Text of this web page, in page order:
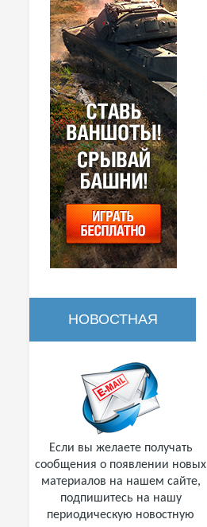
НОВОСТНАЯ
РАССЫЛКА
Если вы желаете получать
сообщения о появлении новых
материалов на нашем сайте,
подпишитесь на нашу
периодическую новостную